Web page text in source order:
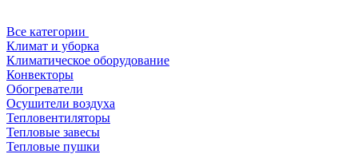
Все категории
Климат и уборка
Климатическое оборудование
Конвекторы
Обогреватели
Осушители воздуха
Тепловентиляторы
Тепловые завесы
Тепловые пушки